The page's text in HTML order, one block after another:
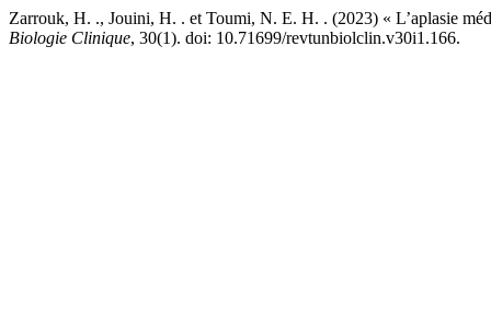
Zarrouk, H. ., Jouini, H. . et Toumi, N. E. H. . (2023) « L’aplasie
Biologie Clinique, 30(1). doi: 10.71699/revtunbiolclin.v30i1.166.